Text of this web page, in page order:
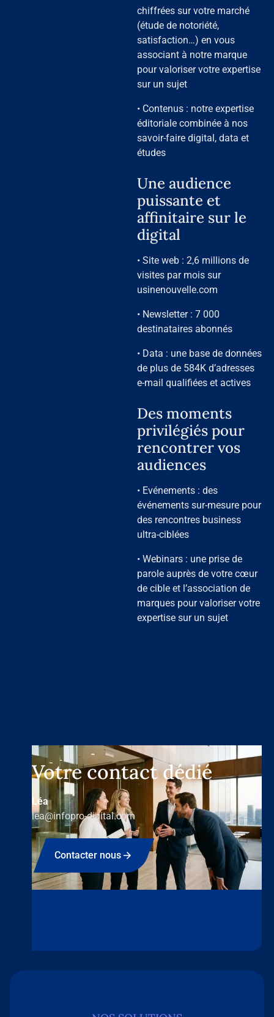
chiffrées sur votre marché
(étude de notoriété,
satisfaction…) en vous
associant à notre marque
pour valoriser votre expertise
sur un sujet
• Contenus : notre expertise
éditoriale combinée à nos
savoir-faire digital, data et
études
Une audience
puissante et
affinitaire sur le
digital
• Site web : 2,6 millions de
visites par mois sur
usinenouvelle.com
• Newsletter : 7 000
destinataires abonnés
• Data : une base de données
de plus de 584K d’adresses
e-mail qualifiées et actives
Des moments
privilégiés pour
rencontrer vos
audiences
• Evénements : des
événements sur-mesure pour
des rencontres business
ultra-ciblées
• Webinars : une prise de
parole auprès de votre cœur
de cible et l’association de
marques pour valoriser votre
expertise sur un sujet
Votre contact dédié
Léa
lea@infopro-digital.com
Contacter nous